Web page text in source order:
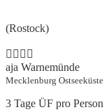
(Rostock)
aja Warnemünde
Mecklenburg Ostseeküste
3 Tage ÜF pro Person